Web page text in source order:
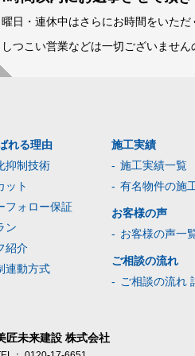
日・連休中はさらにお時間をいただ
つこい営業などは一切ございません
れる理由
抑制技術
ット
フォロー保証
ン
紹介
連動方式
施工実績
施工実績一覧
有名物件の施
お客様の声
お客様の声一
ご相談の流れ
ご相談の流れ
匠未来建設 株式会社